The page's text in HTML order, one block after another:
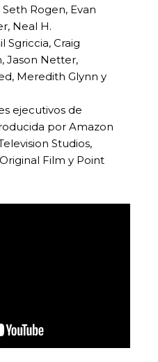
Rogen, Evan
Neal H.
Sgriccia, Craig
Jason Netter,
Meredith Glynn y
ejecutivos de
por Amazon
Studios,
Film y Point